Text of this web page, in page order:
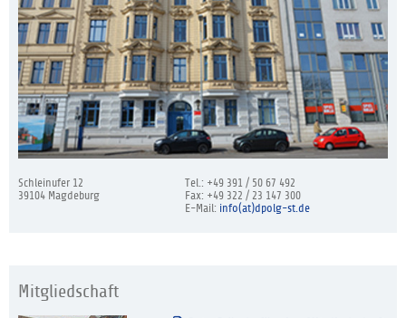
Schleinufer 12
39104 Magdeburg
Tel.: +49 391 / 50 67 492
Fax: +49 322 / 23 147 300
E-Mail: info(at)dpolg-st.de
Mitgliedschaft